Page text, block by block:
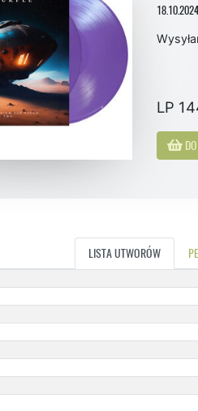
18.10.2024
LP
LISTA UTWORÓW